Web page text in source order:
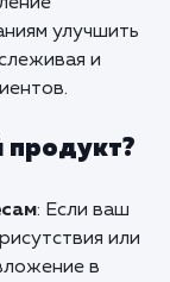
улучшении
с
улучшить